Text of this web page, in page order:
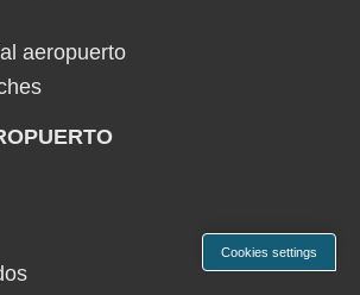
aeropuerto
Cookies settings